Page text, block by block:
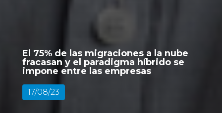
El 75% de las migraciones a la nube
fracasan y el paradigma híbrido se
impone entre las empresas
17/08/23